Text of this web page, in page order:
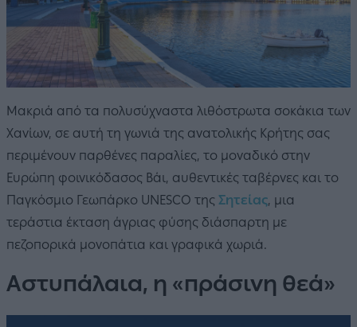
Μακριά από τα πολυσύχναστα λιθόστρωτα σοκάκια των
Χανίων, σε αυτή τη γωνιά της ανατολικής Κρήτης σας
περιμένουν παρθένες παραλίες, το μοναδικό στην
Ευρώπη φοινικόδασος Βάι, αυθεντικές ταβέρνες και το
Παγκόσμιο Γεωπάρκο UNESCO της Σητείας, μια
τεράστια έκταση άγριας φύσης διάσπαρτη με
πεζοπορικά μονοπάτια και γραφικά χωριά.
Αστυπάλαια, η «πράσινη θεά»